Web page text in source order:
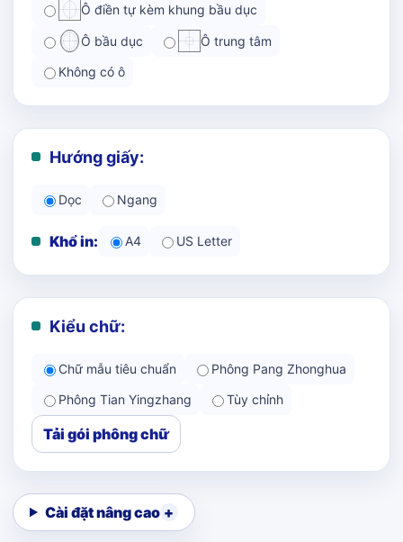
Ô điền tự kèm khung bầu dục
Ô bầu dục Ô trung tâm
Không có ô
Hướng giấy:
Dọc Ngang
Khổ in: A4 US Letter
Kiểu chữ:
Chữ mẫu tiêu chuẩn
Phông Pang Zhonghua
Phông Tian Yingzhang
Tùy chỉnh
Tải gói phông chữ
Cài đặt nâng cao